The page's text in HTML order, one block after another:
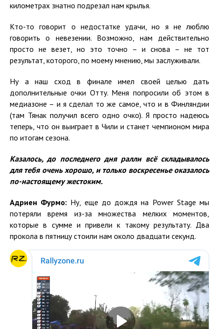
километрах знатно подрезал нам крылья.
Кто-то говорит о недостатке удачи, но я не люблю
говорить о невезении. Возможно, нам действительно
просто не везет, но это точно – и снова – не тот
результат, которого, по моему мнению, мы заслуживали.
Ну а наш сход в финале имел своей целью дать
дополнительные очки Отту. Меня попросили об этом в
медиазоне – и я сделал то же самое, что и в Финляндии
(там Тянак получил всего одно очко). Я просто надеюсь
теперь, что он выиграет в Чили и станет чемпионом мира
по итогам сезона.
Казалось, до последнего дня ралли всё складывалось
для тебя очень хорошо, и только воскресенье оказалось
по-настоящему жестоким.
Адриен Фурмо: Ну, еще до дождя на Power Stage мы
потеряли время из-за множества мелких моментов,
которые в сумме и привели к такому результату. Два
прокола в пятницу стоили нам около двадцати секунд.